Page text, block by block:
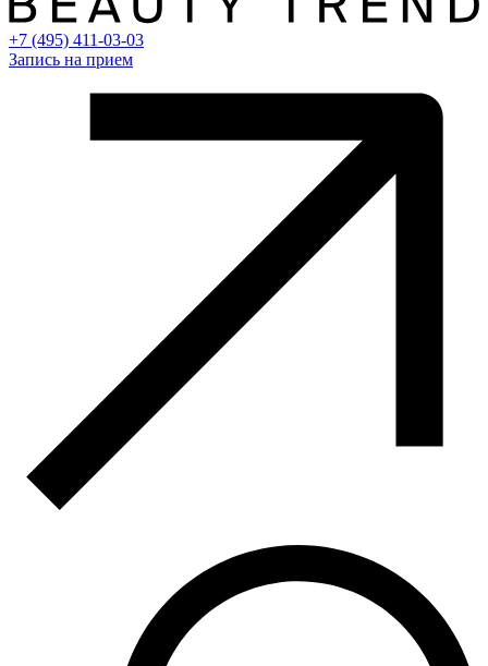
+7 (495) 411-03-03
Запись на прием